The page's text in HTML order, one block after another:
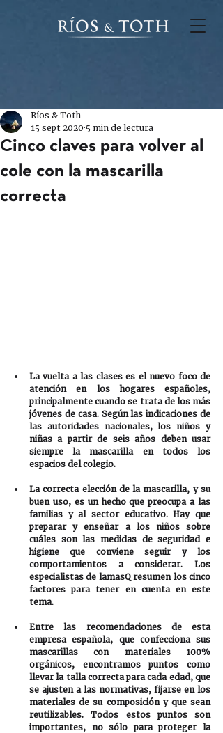
Cinco claves para volver al
cole con la mascarilla
correcta
Ríos & Toth
15 sept 2020 5 min de lectura
La vuelta a las clases es el nuevo foco de
atención en los hogares españoles,
principalmente cuando se trata de los más
jóvenes de casa. Según las indicaciones de
las autoridades nacionales, los niños y
niñas a partir de seis años deben usar
siempre la mascarilla en todos los
espacios del colegio.
La correcta elección de la mascarilla, y su
buen uso, es un hecho que preocupa a las
familias y al sector educativo. Hay que
preparar y enseñar a los niños sobre
cuáles son las medidas de seguridad e
higiene que conviene seguir y los
comportamientos a considerar. Los
especialistas de lamasQ resumen los cinco
factores para tener en cuenta en este
tema.
Entre las recomendaciones de esta
empresa española, que confecciona sus
mascarillas con materiales 100%
orgánicos, encontramos puntos como
llevar la talla correcta para cada edad, que
se ajusten a las normativas, fijarse en los
materiales de su composición y que sean
reutilizables. Todos estos puntos son
importantes, no sólo para proteger la